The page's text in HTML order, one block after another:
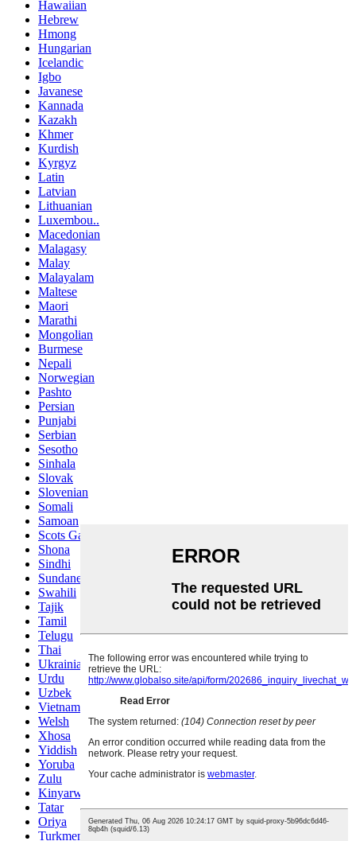
Hawaiian
Hebrew
Hmong
Hungarian
Icelandic
Igbo
Javanese
Kannada
Kazakh
Khmer
Kurdish
Kyrgyz
Latin
Latvian
Lithuanian
Luxembou..
Macedonian
Malagasy
Malay
Malayalam
Maltese
Maori
Marathi
Mongolian
Burmese
Nepali
Norwegian
Pashto
Persian
Punjabi
Serbian
Sesotho
Sinhala
Slovak
Slovenian
Somali
Samoan
Scots Gaelic
Shona
Sindhi
Sundanese
Swahili
Tajik
Tamil
Telugu
Thai
Ukrainian
Urdu
Uzbek
Vietnamese
Welsh
Xhosa
Yiddish
Yoruba
Zulu
Kinyarwanda
Tatar
Oriya
Turkmen